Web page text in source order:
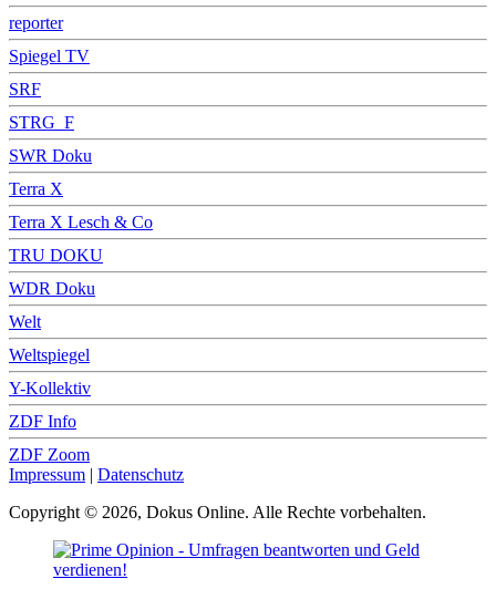
reporter
Spiegel TV
SRF
STRG_F
SWR Doku
Terra X
Terra X Lesch & Co
TRU DOKU
WDR Doku
Welt
Weltspiegel
Y-Kollektiv
ZDF Info
ZDF Zoom
Impressum | Datenschutz
Copyright © 2026, Dokus Online. Alle Rechte vorbehalten.